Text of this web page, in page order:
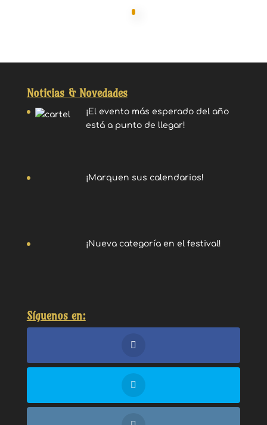
Noticias & Novedades
¡El evento más esperado del año
está a punto de llegar!
¡Marquen sus calendarios!
¡Nueva categoría en el festival!
Síguenos en: